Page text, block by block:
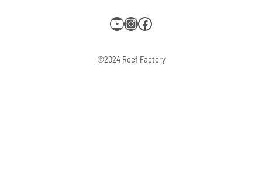
YouTube Instagram Facebook
©2024 Reef Factory